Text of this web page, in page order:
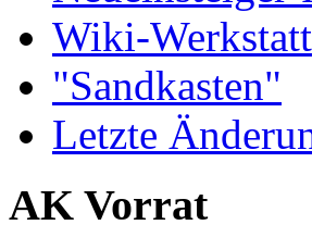
Wiki-Werkstatt
"Sandkasten"
Letzte
AK Vorrat